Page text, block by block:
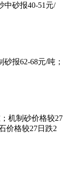
中砂报40-51元/
报62-68元/吨；
机制砂价格较27
价格较27日跌2